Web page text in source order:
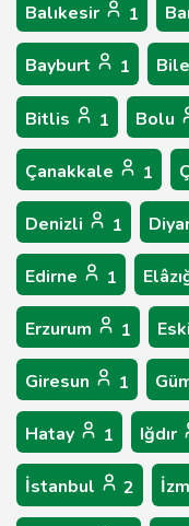
Balıkesir 1
Bayburt 1
Bitlis 1 Bolu
Çanakkale 1
Denizli 1
Edirne 1
Erzurum 1
Giresun 1
Hatay 1 Iğdır
İstanbul 2